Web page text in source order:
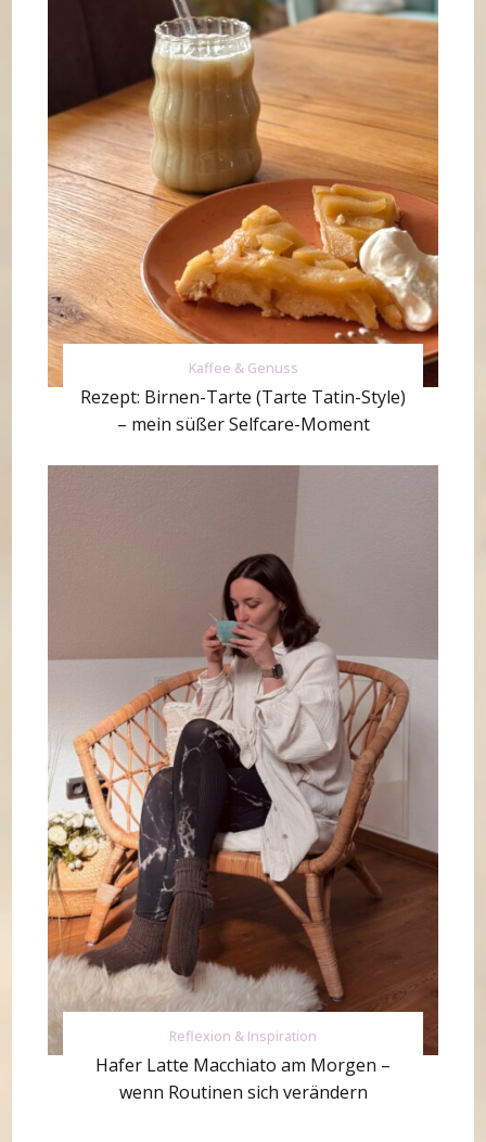
Kaffee & Genuss
Rezept: Birnen-Tarte (Tarte Tatin-Style)
– mein süßer Selfcare-Moment
Reflexion & Inspiration
Hafer Latte Macchiato am Morgen –
wenn Routinen sich verändern